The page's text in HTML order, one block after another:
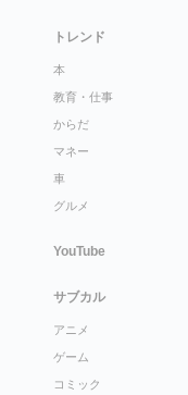
トレンド
本
教育・仕事
からだ
マネー
車
グルメ
YouTube
サブカル
アニメ
ゲーム
コミック